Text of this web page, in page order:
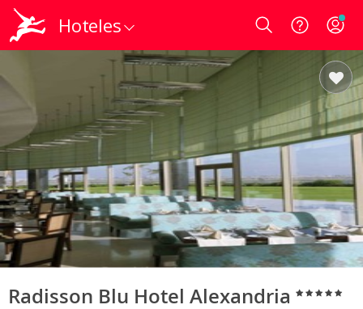
Hoteles Login
Radisson Blu Hotel Alexandria